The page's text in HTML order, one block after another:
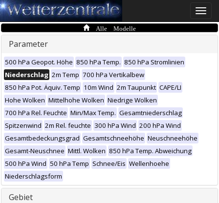
Toggle
Alle Modelle
Parameter
500 hPa Geopot. Höhe 850 hPa Temp. 850 hPa Stromlinien
Niederschlag 2m Temp 700 hPa Vertikalbew
850 hPa Pot. Äquiv. Temp 10m Wind 2m Taupunkt CAPE/LI
Hohe Wolken Mittelhohe Wolken Niedrige Wolken
700 hPa Rel. Feuchte Min/Max Temp. Gesamtniederschlag
Spitzenwind 2m Rel. feuchte 300 hPa Wind 200 hPa Wind
Gesamtbedeckungsgrad Gesamtschneehöhe Neuschneehöhe
Gesamt-Neuschnee Mittl. Wolken 850 hPa Temp. Abweichung
500 hPa Wind 50 hPa Temp Schnee/Eis Wellenhoehe
Niederschlagsform
Gebiet